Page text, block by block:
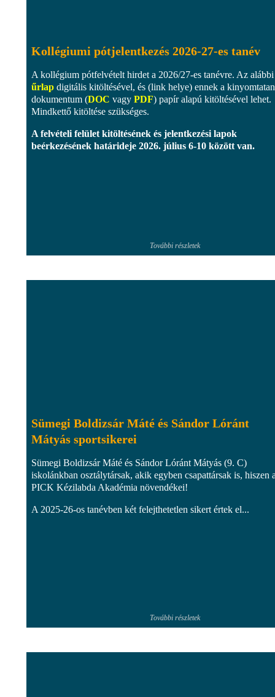
Kollégiumi pótjelentkezés 2026-27-es tanév
A kollégium pótfelvételt hirdet a 2026/27-es tanévre. Az alábbi
űrlap digitális kitöltésével, és (link helye) ennek a
dokumentum (DOC vagy PDF) papír alapú kitöltésével lehet.
Mindkettő kitöltése szükséges.
A felvételi felület kitöltésének és jelentkezési lapok
beérkezésének határideje 2026. július 6-10 között van.
További részletek
Sümegi Boldizsár Máté és Sándor Lóránt
Mátyás sportsikerei
Sümegi Boldizsár Máté és Sándor Lóránt Mátyás (9. C)
iskolánkban osztálytársak, akik egyben csapattársak is, hiszen
PICK Kézilabda Akadémia növendékei!
A 2025-26-os tanévben két felejthetetlen sikert értek el...
További részletek